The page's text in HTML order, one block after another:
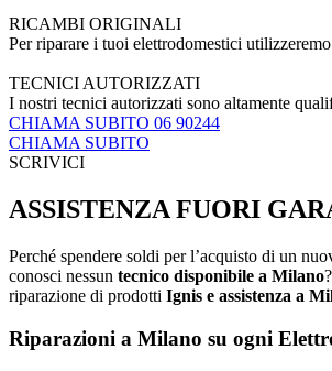
RICAMBI ORIGINALI
Per riparare i tuoi elettrodomestici
TECNICI AUTORIZZATI
I nostri tecnici autorizzati sono altamente
CHIAMA SUBITO 06 90244
CHIAMA SUBITO
SCRIVICI
ASSISTENZA FUORI
Perché spendere soldi per l’acquisto di un
conosci nessun tecnico disponibile a Milano
riparazione di prodotti Ignis e assistenza a
Riparazioni a Milano su ogni